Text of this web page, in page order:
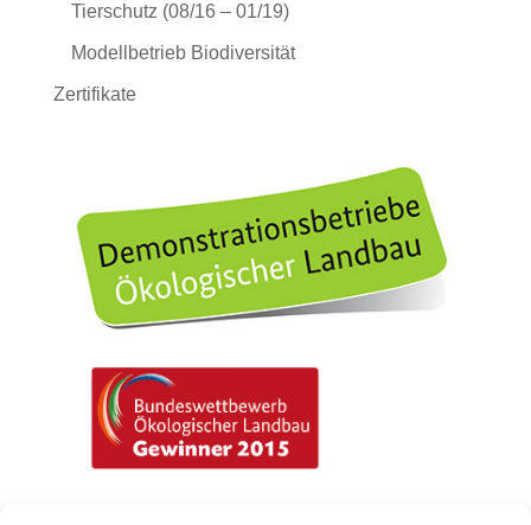
Tierschutz (08/16 – 01/19)
Modellbetrieb Biodiversität
Zertifikate